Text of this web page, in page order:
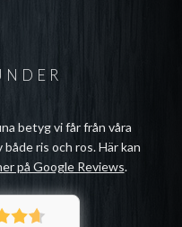
betyg vi får från våra
ris och ros. Här kan
på Google Reviews.